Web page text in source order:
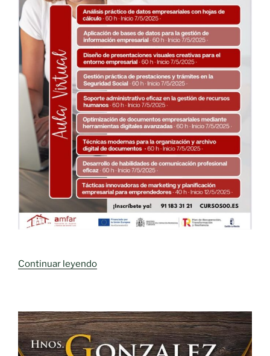
Continuar leyendo«AMFAR
DE
INSCRIPCIÓN
DE